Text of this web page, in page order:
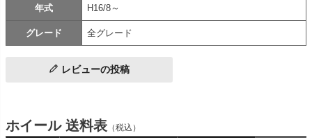
年式 H16/8～
グレード 全グレード
レビューの投稿
ホイール 送料表 （税込）